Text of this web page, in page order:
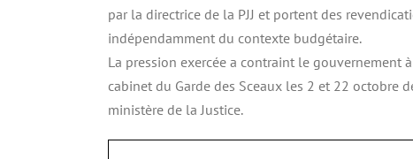
par la directrice de la PJJ et portent des
indépendamment du contexte budgétaire.
La pression exercée a contraint le gouvernement
cabinet du Garde des Sceaux les 2 et 22 octobre
ministère de la Justice.